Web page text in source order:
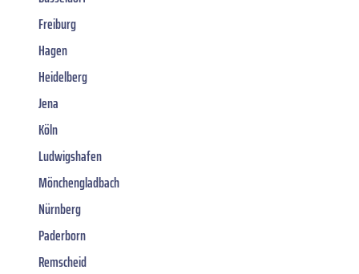
Freiburg
Hagen
Heidelberg
Jena
Köln
Ludwigshafen
Mönchengladbach
Nürnberg
Paderborn
Remscheid